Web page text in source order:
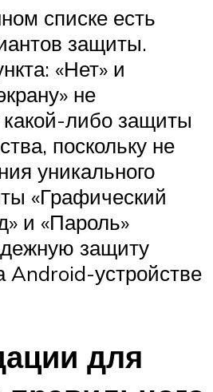
списке есть
защиты.
«Нет» и
не
либо защиты
поскольку не
уникального
«Графический
и «Пароль»
защиту
Android-устройстве
для